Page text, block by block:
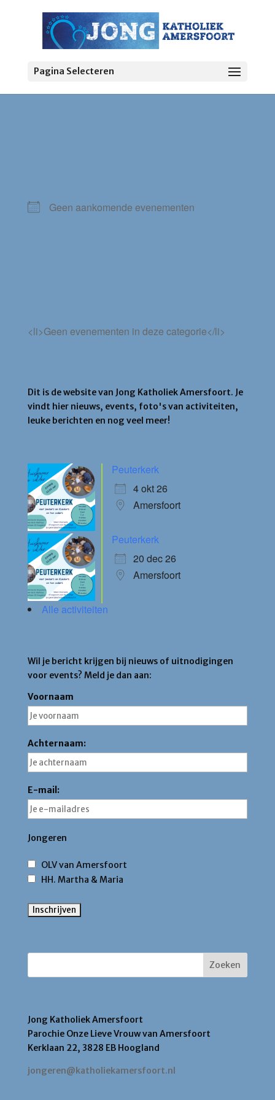
Pagina Selecteren
Geen aankomende evenementen
<li>Geen evenementen in deze categorie</li>
Dit is de website van Jong Katholiek Amersfoort. Je
vindt hier nieuws, events, foto's van activiteiten,
leuke berichten en nog veel meer!
Peuterkerk
4 okt 26
Amersfoort
Peuterkerk
20 dec 26
Amersfoort
Alle activiteiten
Wil je bericht krijgen bij nieuws of uitnodigingen
voor events? Meld je dan aan:
Voornaam
Achternaam:
E-mail:
Jongeren
OLV van Amersfoort
HH. Martha & Maria
Jong Katholiek Amersfoort
Parochie Onze Lieve Vrouw van Amersfoort
Kerklaan 22, 3828 EB Hoogland
jongeren@katholiekamersfoort.nl